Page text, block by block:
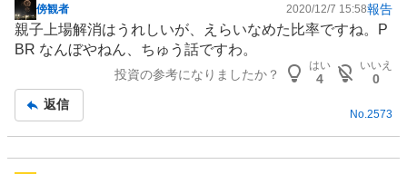
掲
示
板
傍観者 2020/12/7 15:58報告
親子上場解消はうれしいが、えらいなめた比率ですね。P
BR なんぼやねん、ちゅう話ですわ。
投資の参考になりましたか？
はい
4
いいえ
0
返信
No. 2573